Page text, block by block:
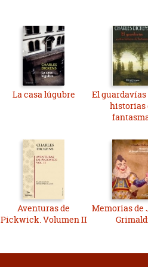
La casa lúgubre
El guardavías
historias
Aventuras de
Pickwick. Volumen II
Memorias de